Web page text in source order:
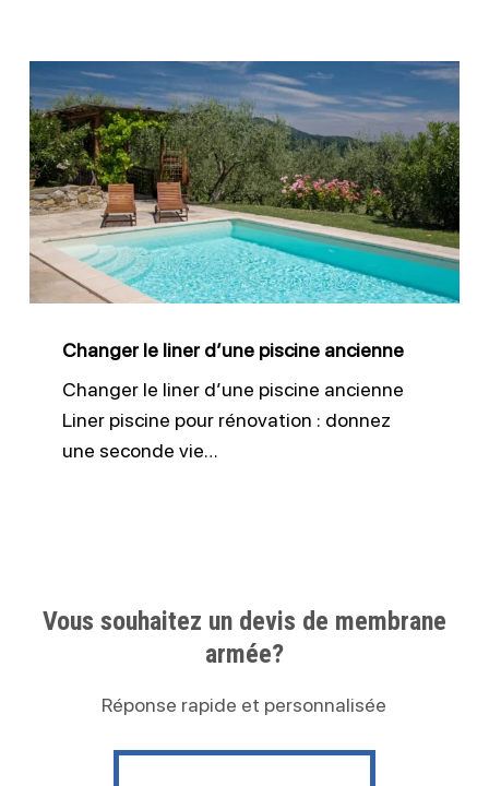
Changer
le
liner
d’une
piscine
ancienne
Changer le liner d’une piscine ancienne
Changer le liner d’une piscine ancienne
Liner piscine pour rénovation : donnez
une seconde vie…
Vous souhaitez un devis de membrane
armée?
Réponse rapide et personnalisée
Contactez nous